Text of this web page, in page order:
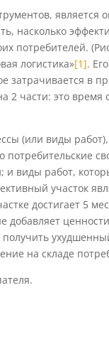
является
насколько
потребителей.
логистика»[1].
затрачивается в
2 части: это
(или виды
виды работ,
участок
достигает 5
добавляет
на складе